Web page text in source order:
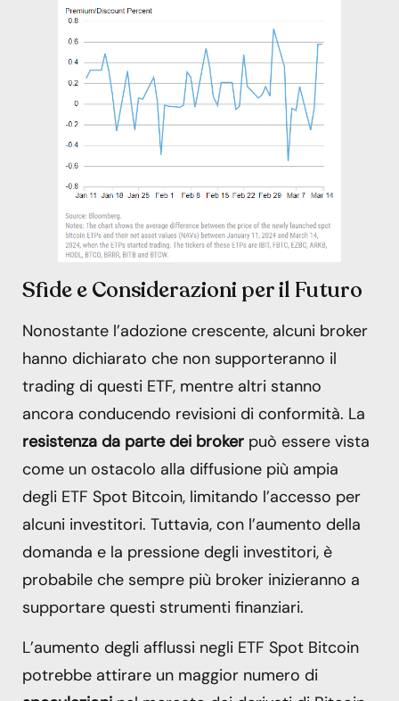
Sfide e Considerazioni per il Futuro
Nonostante l’adozione crescente, alcuni broker
hanno dichiarato che non supporteranno il
trading di questi ETF, mentre altri stanno
ancora conducendo revisioni di conformità. La
resistenza da parte dei broker può essere vista
come un ostacolo alla diffusione più ampia
degli ETF Spot Bitcoin, limitando l’accesso per
alcuni investitori. Tuttavia, con l’aumento della
domanda e la pressione degli investitori, è
probabile che sempre più broker inizieranno a
supportare questi strumenti finanziari.
L’aumento degli afflussi negli ETF Spot Bitcoin
potrebbe attirare un maggior numero di